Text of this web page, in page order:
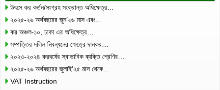
উৎসে কর কর্তন/সংগ্রহ সংক্রান্ত অধিক্ষেত্র…
২০২৫-২৬ অর্থবছরের জুন’২৬ মাস এবং…
কর অঞ্চল-১০, ঢাকা এর অধিক্ষেত্র…
সম্পত্তির দলিল নিবন্ধনের ক্ষেত্রে দানকর…
২০২৩-২০২৪ করবর্ষের স্বাভাবিক ব্যক্তি শ্রেণির…
২০২৫-২৬ অর্থবছরের জুলাই’২৫ মাস থেকে…
VAT Instruction